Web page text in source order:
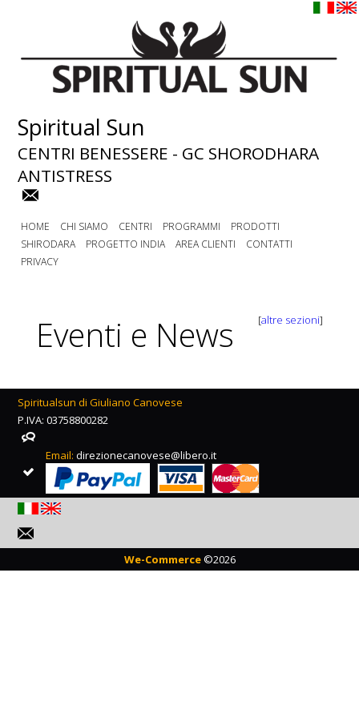
Spiritual Sun
CENTRI BENESSERE - GC SHORODHARA
ANTISTRESS
HOME CHI SIAMO CENTRI PROGRAMMI
PRODOTTI
SHIRODARA
PROGETTO INDIA AREA CLIENTI
CONTATTI
PRIVACY
Eventi e News [altre sezioni]
Spiritualsun di Giuliano Canovese
P.IVA: 03758800282
Email:direzionecanovese@libero.it
We-Commerce©2026